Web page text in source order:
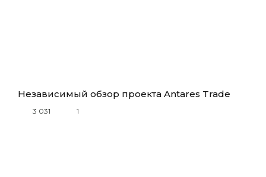
Независимый обзор проекта Antares Trade
3 031 1